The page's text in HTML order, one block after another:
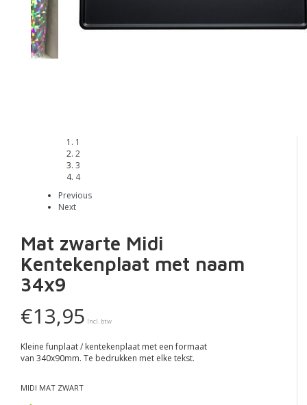
1
2
3
4
Previous
Next
Mat zwarte Midi
Kentekenplaat met naam
34x9
€13,95 Incl. btw
Kleine funplaat / kentekenplaat met een formaat
van 340x90mm. Te bedrukken met elke tekst.
MIDI MAT ZWART